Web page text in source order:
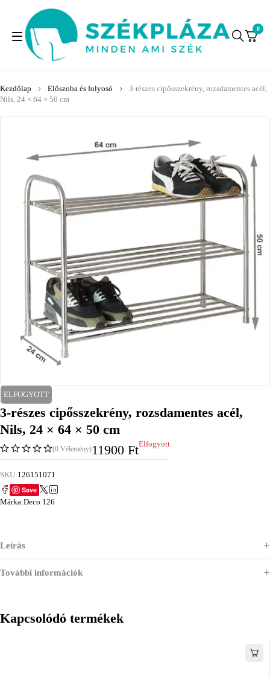
0
Kezdőlap Előszoba és folyosó
3-részes cipősszekrény, rozsdamentes acél,
Nils, 24 × 64 × 50 cm
ELFOGYOTT
3-részes cipősszekrény, rozsdamentes acél,
Nils, 24 × 64 × 50 cm
(0 Vélemény)11900 FtElfogyott
SKU:126151071
Save
Márka:Deco 126
Leírás
További információk
Kapcsolódó termékek